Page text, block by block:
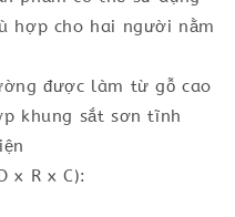
hợp cho hai người nằm
được làm từ gỗ cao
khung sắt sơn tĩnh
x R x C):